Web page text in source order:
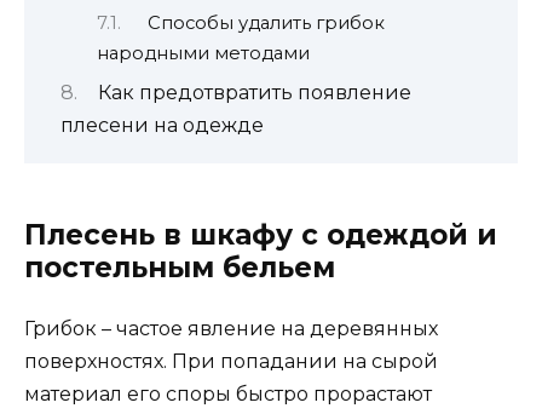
Способы удалить грибок
народными методами
Как предотвратить появление
плесени на одежде
Плесень в шкафу с одеждой и
постельным бельем
Грибок – частое явление на деревянных
поверхностях. При попадании на сырой
материал его споры быстро прорастают